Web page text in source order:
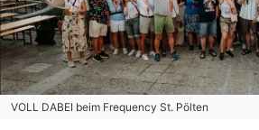
VOLL DABEI beim Frequency St. Pölten